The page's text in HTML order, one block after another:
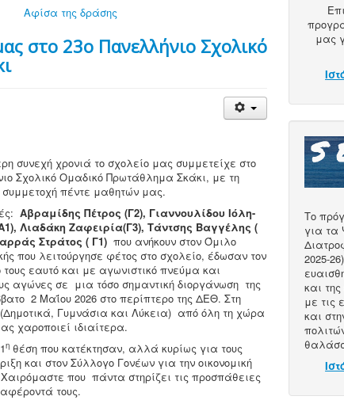
Αφίσα της δράσης
στο 23ο Πανελλήνιο Σχολικό
συνεχή χρονιά το σχολείο μας συμμετείχε στο
Σχολικό Ομαδικό Πρωτάθλημα Σκάκι, με τη
συμμετοχή πέντε μαθητών μας.
Αβραμίδης Πέτρος (Γ2), Γιαννουλίδου Ιόλη-
Λιαδάκη Ζαφειρία(Γ3), Τάντσης Βαγγέλης (
Στράτος ( Γ1)που ανήκουν στον Όμιλο
που λειτούργησε φέτος στο σχολείο, έδωσαν τον
εαυτό και με αγωνιστικό πνεύμα και
αγώνες σε μια τόσο σημαντική διοργάνωση της
2 Μαΐου 2026 στο περίπτερο της ΔΕΘ. Στη
Γυμνάσια και Λύκεια) από όλη τη χώρα
χαροποιεί ιδιαίτερα.
ηθέση που κατέκτησαν, αλλά κυρίως για τους
και στον Σύλλογο Γονέων για την οικονομική
που πάντα στηρίζει τις προσπάθειες
τους.
μας
Το
για τα
2025-
και
με τις
και